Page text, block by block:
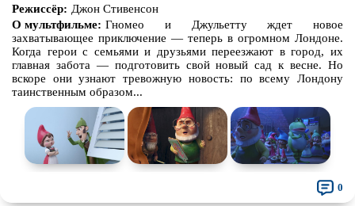
Режиссёр: Джон Стивенсон
О мультфильме: Гномео и Джульетту ждет новое
захватывающее приключение — теперь в огромном Лондоне.
Когда герои с семьями и друзьями переезжают в город, их
главная забота — подготовить свой новый сад к весне. Но
вскоре они узнают тревожную новость: по всему Лондону
таинственным образом...
0